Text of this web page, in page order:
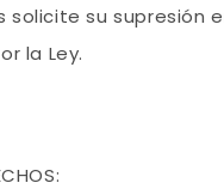
solicite su supresión
la Ley.